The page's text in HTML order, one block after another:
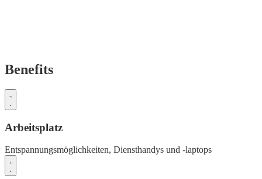
Benefits
Arbeitsplatz
Entspannungsmöglichkeiten, Diensthandys und -laptops